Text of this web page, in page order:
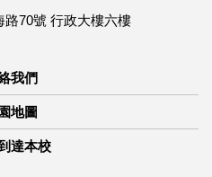
路70號 行政大樓六樓
我們
地圖
達本校